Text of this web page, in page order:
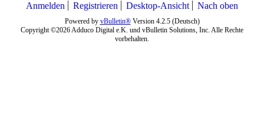
Anmelden Registrieren Desktop-Ansicht Nach oben
Powered by vBulletin®Version 4.2.5 (Deutsch)
Copyright ©2026 Adduco Digital e.K. und vBulletin Solutions, Inc. Alle Rechte
vorbehalten.